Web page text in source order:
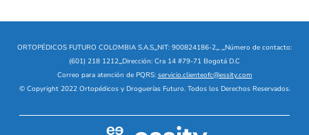
ORTOPÉDICOS FUTURO COLOMBIA S.A.S_NIT: 900824186-2_ _Número de contacto:
(601) 218 1212_Dirección: Cra 14 #79-71 Bogotá D.C
Correo para atención de PQRS: servicio.clienteofc@essity.com
© Copyright 2022 Ortopédicos y Droguerías Futuro. Todos los Derechos Reservados.